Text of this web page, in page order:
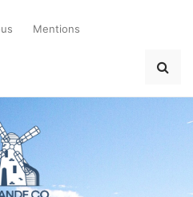
Mentions